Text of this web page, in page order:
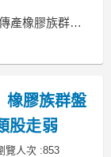
產橡膠族群突
幅衝破3.8%，
讀為國際原物
相關原料近期
半年全球經濟
橡膠族群盤
股走弱
覽人次 :853